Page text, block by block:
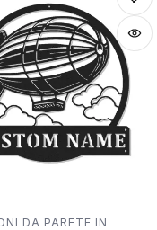
DA PARETE IN